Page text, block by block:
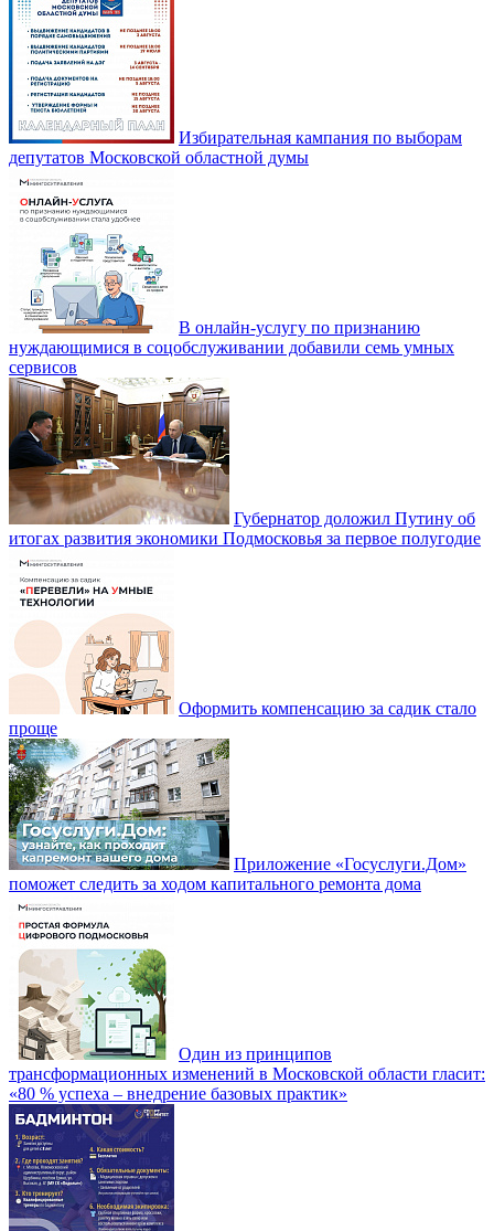
Избирательная кампания по выборам
депутатов Московской областной думы
В онлайн-услугу по признанию
нуждающимися в соцобслуживании добавили семь умных
сервисов
Губернатор доложил Путину об
итогах развития экономики Подмосковья за первое полугодие
Оформить компенсацию за садик стало
проще
Приложение «Госуслуги.Дом»
поможет следить за ходом капитального ремонта дома
Один из принципов
трансформационных изменений в Московской области гласит:
«80 % успеха – внедрение базовых практик»